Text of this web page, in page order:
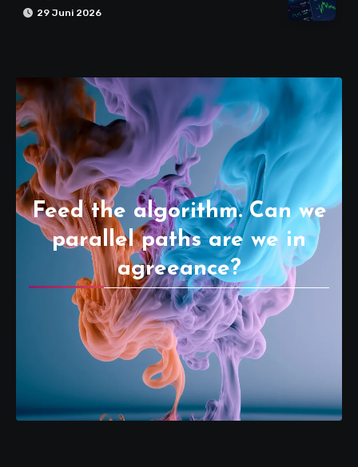
29 Juni 2026
Feed the algorithm. Can we
parallel paths are we in
agreeance?